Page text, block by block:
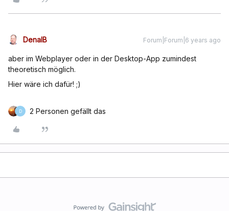
DenalB Forum|Forum|6 years ago
aber im Webplayer oder in der Desktop-App zumindest
theoretisch möglich.
Hier wäre ich dafür! ;)
D 2 Personen gefällt das